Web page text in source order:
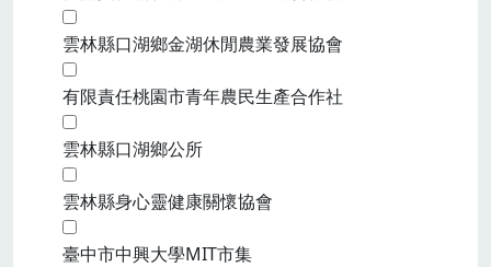
雲林縣口湖鄉金湖休閒農業發展協會
有限責任桃園市青年農民生產合作社
雲林縣口湖鄉公所
雲林縣身心靈健康關懷協會
臺中市中興大學MIT市集